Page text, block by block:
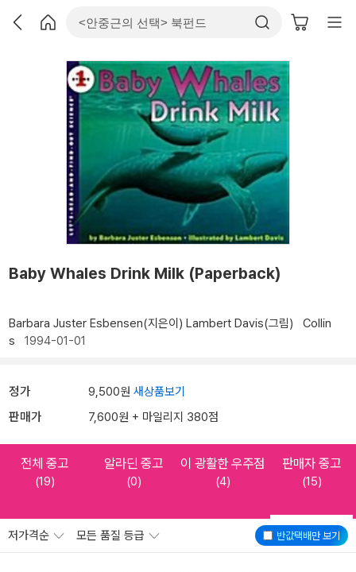
Baby Whales Drink Milk (Paperback)
Barbara Juster Esbensen(지은이) Lambert Davis(그림)
Collin
s 1994-01-01
정가 9,500원 새상품보기
판매가 7,600원 + 마일리지 380점
전체 중고
(19)
알라딘 중고
(0)
이 광활한 우주점
(4)
판매자 중고
(15)
반값택배만 보기
저가격순 모든 품질 등급